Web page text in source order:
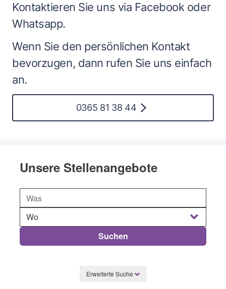
Kontaktieren Sie uns via Facebook oder
Whatsapp.
Wenn Sie den persönlichen Kontakt
bevorzugen, dann rufen Sie uns einfach
an.
0365 81 38 44